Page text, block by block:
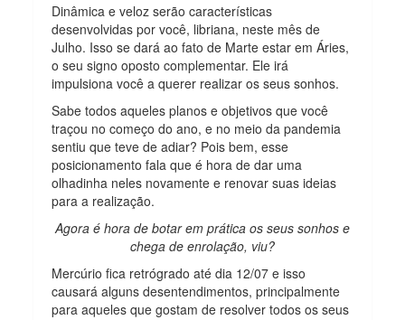
Dinâmica e veloz serão características
desenvolvidas por você, libriana, neste mês de
Julho. Isso se dará ao fato de Marte estar em Áries,
o seu signo oposto complementar. Ele irá
impulsiona você a querer realizar os seus sonhos.
Sabe todos aqueles planos e objetivos que você
traçou no começo do ano, e no meio da pandemia
sentiu que teve de adiar? Pois bem, esse
posicionamento fala que é hora de dar uma
olhadinha neles novamente e renovar suas ideias
para a realização.
Agora é hora de botar em prática os seus sonhos e
chega de enrolação, viu?
Mercúrio fica retrógrado até dia 12/07 e isso
causará alguns desentendimentos, principalmente
para aqueles que gostam de resolver todos os seus